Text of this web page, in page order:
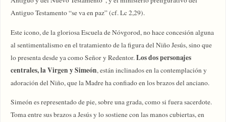
Antiguo Testamento “se va en paz” (cf. Lc 2,29).
Este icono, de la gloriosa Escuela de Nóvgorod, no hace concesión alguna
al sentimentalismo en el tratamiento de la figura del Niño Jesús, sino que
lo presenta desde ya como Señor y Redentor.Los dos personajes
centrales, la Virgen y Simeón, están inclinados en la contemplación y
adoración del Niño, que la Madre ha confiado en los brazos del anciano.
Simeón es representado de pie, sobre una grada, como si fuera sacerdote.
Toma entre sus brazos a Jesús y lo sostiene con las manos cubiertas, en